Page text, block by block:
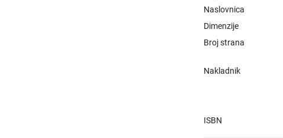
Naslovnica
Dimenzije
Broj strana
Nakladnik
ISBN